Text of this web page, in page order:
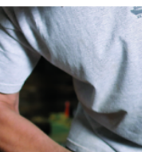
Fraises scies
Fraise HSS
Forets métaux